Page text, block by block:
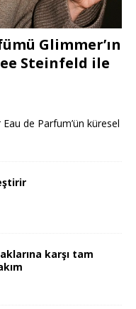
Glimmer’ın
Steinfeld ile
de Parfum’ün küresel
karşı tam